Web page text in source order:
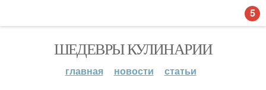
ШЕДЕВРЫ КУЛИНАРИИ
главная новости статьи
5